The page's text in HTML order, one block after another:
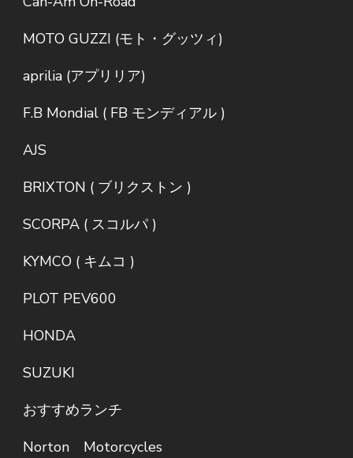
MOTO GUZZI (モト・グッツィ)
aprilia (アプリリア)
F.B Mondial ( FB モンディアル )
AJS
BRIXTON ( ブリクストン )
SCORPA ( スコルパ )
KYMCO ( キムコ )
PLOT PEV600
HONDA
SUZUKI
おすすめランチ
Norton Motorcycles